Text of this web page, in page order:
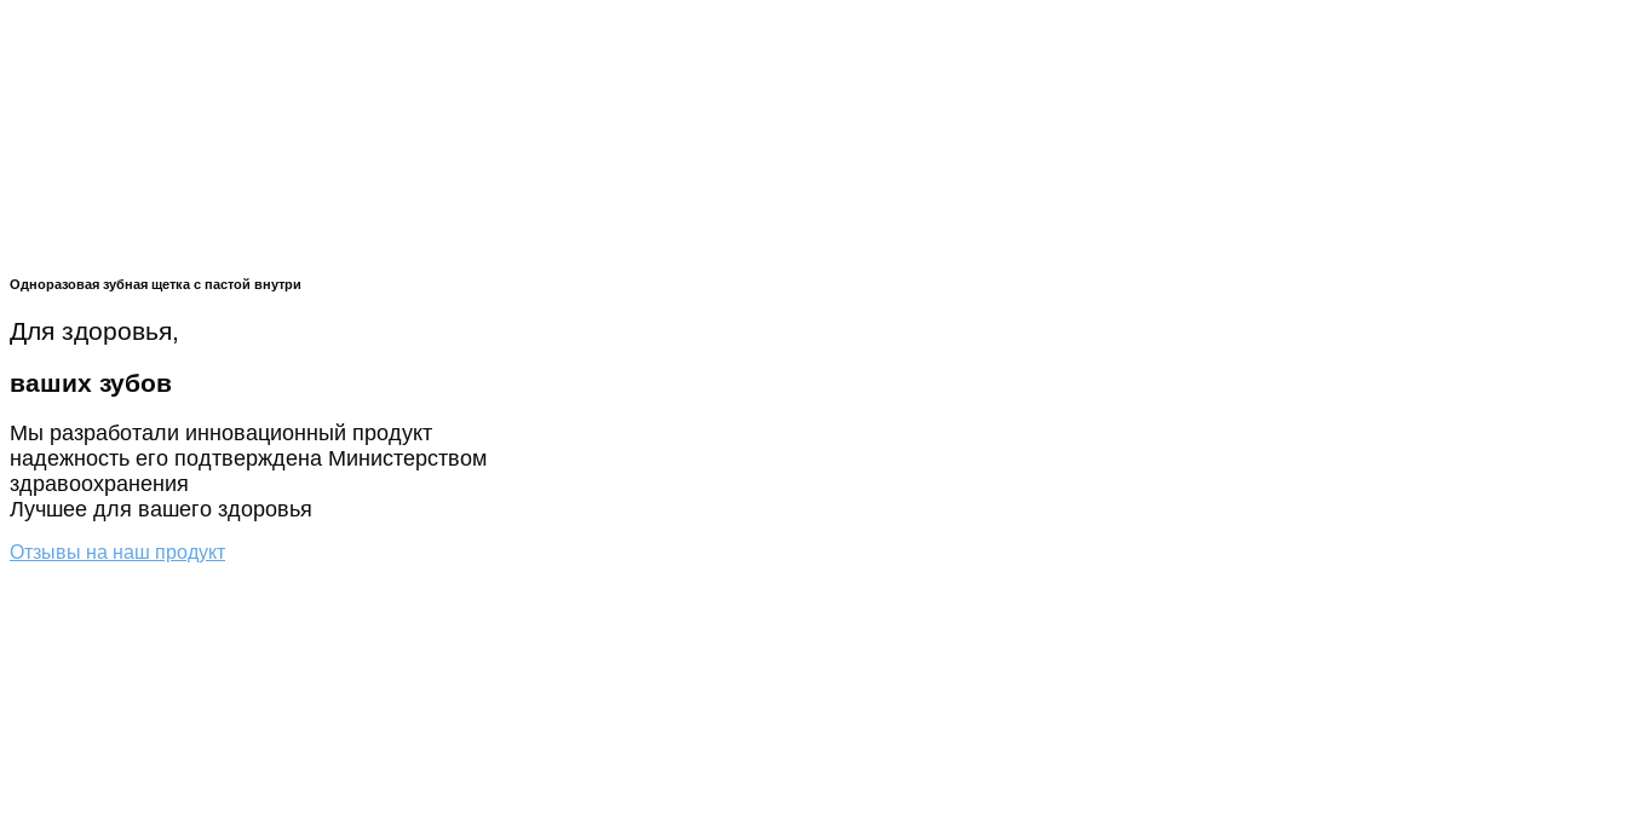
Одноразовая зубная щетка с пастой внутри
Для здоровья,
ваших зубов
Мы разработали инновационный продукт
надежность его подтверждена Министерством
здравоохранения
Лучшее для вашего здоровья
Отзывы на наш продукт